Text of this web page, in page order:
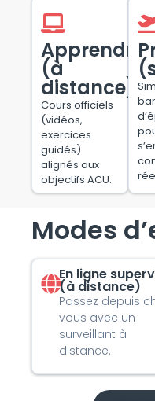
Apprendre
(à
distance)
Cours officiels
(vidéos,
exercices
guidés)
alignés aux
objectifs ACU.
Modes
En ligne
(à distance)
Passez depuis
vous avec un
surveillant à
distance.